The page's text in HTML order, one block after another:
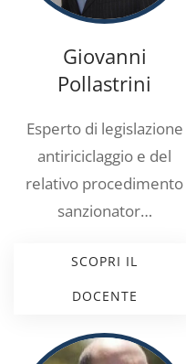
Giovanni
Pollastrini
Esperto di legislazione
antiriciclaggio e del
relativo procedimento
sanzionator…
SCOPRI IL
DOCENTE